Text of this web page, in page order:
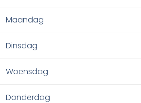
Maandag
Dinsdag
Woensdag
Donderdag